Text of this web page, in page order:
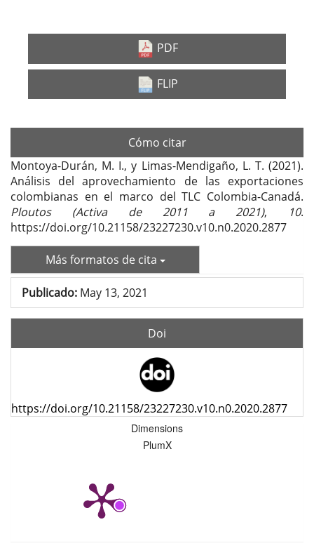
Barra
del
artículo
PDF
FLIP
Cómo citar
Montoya-Durán, M. I., y Limas-Mendigaño, L. T. (2021).
Análisis del aprovechamiento de las exportaciones
colombianas en el marco del TLC Colombia-Canadá.
Ploutos (Activa de 2011 a 2021), 10.
https://doi.org/10.21158/23227230.v10.n0.2020.2877
Más formatos de cita
Publicado: May 13, 2021
Doi
https://doi.org/10.21158/23227230.v10.n0.2020.2877
Dimensions
PlumX